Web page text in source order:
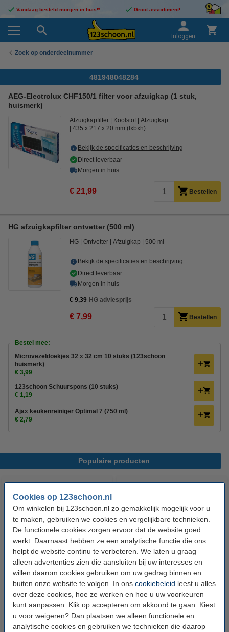
Cookies op 123schoon.nl
Om winkelen bij 123schoon.nl zo gemakkelijk mogelijk voor u
te maken, gebruiken we cookies en vergelijkbare technieken.
De functionele cookies zorgen ervoor dat de website goed
werkt. Daarnaast hebben ze een analytische functie die ons
helpt de website continu te verbeteren. We laten u graag
alleen advertenties zien die aansluiten bij uw interesses en
willen daarom cookies gebruiken om uw gedrag binnen en
buiten onze website te volgen. In ons cookiebeleid leest u alles
over deze cookies, hoe ze werken en hoe u uw voorkeuren
kunt aanpassen. Klik op accepteren om akkoord te gaan. Kiest
u voor weigeren? Dan plaatsen we alleen functionele en
analytische cookies en gebruiken we technieken die daarop
Vandaag besteld morgen in huis!* Groot assortiment!
Inloggen
Zoek op onderdeelnummer
481948048284
AEG-Electrolux CHF150/1 filter voor afzuigkap (1 stuk,
huismerk)
Afzuigkapfilter Koolstof
Afzuigkap
435 x 217 x 20 mm (lxbxh)
Bekijk de specificaties en beschrijving
Direct leverbaar
Morgen in huis
€ 21,99 Bestellen
HG afzuigkapfilter ontvetter (500 ml)
HG Ontvetter Afzuigkap 500 ml
Bekijk de specificaties en beschrijving
Direct leverbaar
Morgen in huis
€ 9,39 HG adviesprijs
€ 7,99 Bestellen
Bestel mee:
Microvezeldoekjes 32 x 32 cm 10 stuks (123schoon
huismerk)
€ 3,99
123schoon Schuurspons (10 stuks)
€ 1,19
Ajax keukenreiniger Optimal 7 (750 ml)
€ 2,79
Populaire producten
HG Ontkalker Voor Espresso-
en Koffiepadapparaten
(citroenzuur, 500 ml)
€ 4,79 Inclusief 21% BTW
HG Koffiemachine Ontkalker |
Melkzuur (500 ml)
€ 6,99 Inclusief 21% BTW